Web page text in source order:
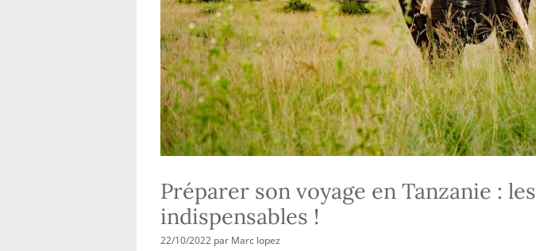
Préparer son voyage en Tanzanie : les
indispensables !
22/10/2022 par Marc lopez